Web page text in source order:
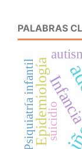
PALABRAS
Epidemiología
Psiquiatría infantil suicidio